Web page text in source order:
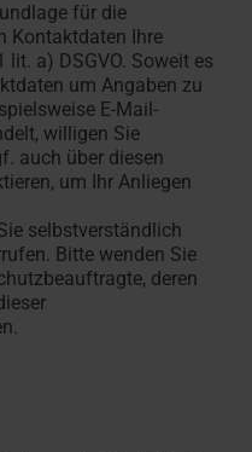
für die
Kontaktdaten Ihre
a) DSGVO. Soweit es
um Angaben zu
E-Mail-
willigen Sie
auch über diesen
um Ihr Anliegen
selbstverständlich
Bitte wenden Sie
deren